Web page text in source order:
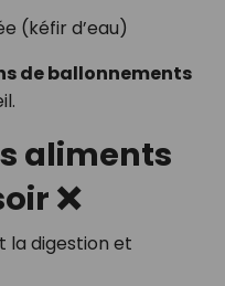
(kéfir d’eau)
de ballonnements
aliments
❌
la digestion et